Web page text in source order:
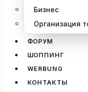
Бизнес
Организация
ФОРУМ
ШОППИНГ
WERBUNG
КОНТАКТЫ